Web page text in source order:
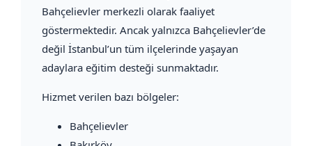
Bahçelievler merkezli olarak faaliyet
göstermektedir. Ancak yalnızca Bahçelievler’de
değil İstanbul’un tüm ilçelerinde yaşayan
adaylara eğitim desteği sunmaktadır.
Hizmet verilen bazı bölgeler:
Bahçelievler